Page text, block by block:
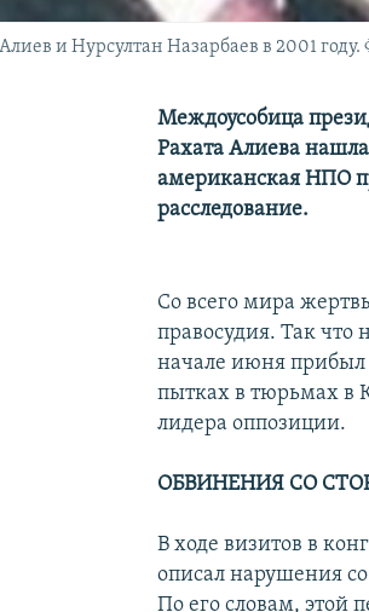
и Нурсултан Назарбаев в 2001
Междоусобица
Рахата Алиева
американская НПО
расследование.
Со всего мира
правосудия. Так что
начале июня
пытках в тюрьмах в
лидера оппозиции.
ОБВИНЕНИЯ СО
В ходе визитов в
описал нарушения
По его словам, этой